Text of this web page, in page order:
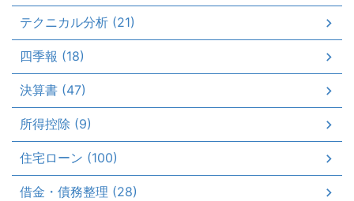
テクニカル分析 (21)
四季報 (18)
決算書 (47)
所得控除 (9)
住宅ローン (100)
借金・債務整理 (28)